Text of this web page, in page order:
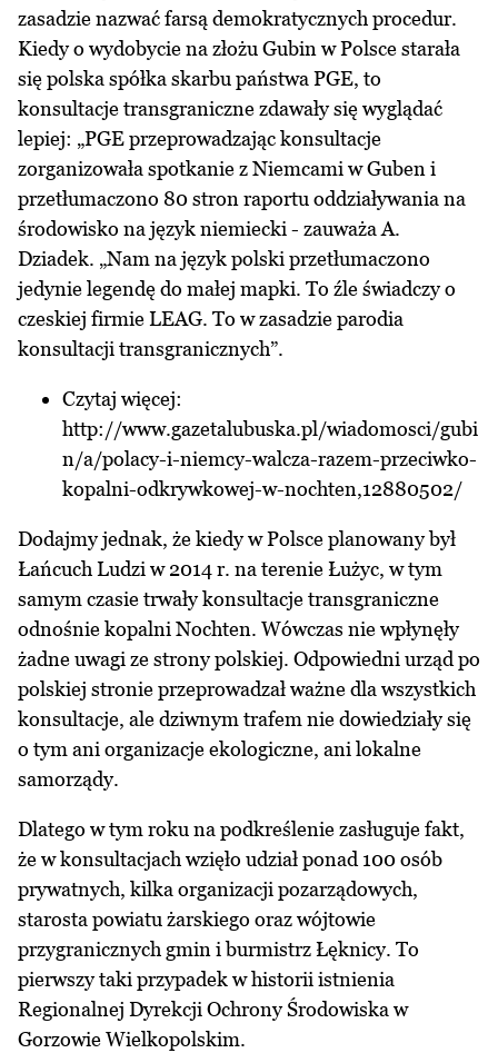
zasadzie nazwać farsą demokratycznych procedur.
Kiedy o wydobycie na złożu Gubin w Polsce starała
się polska spółka skarbu państwa PGE, to
konsultacje transgraniczne zdawały się wyglądać
lepiej: „PGE przeprowadzając konsultacje
zorganizowała spotkanie z Niemcami w Guben i
przetłumaczono 80 stron raportu oddziaływania na
środowisko na język niemiecki - zauważa A.
Dziadek. „Nam na język polski przetłumaczono
jedynie legendę do małej mapki. To źle świadczy o
czeskiej firmie LEAG. To w zasadzie parodia
konsultacji transgranicznych”.
Czytaj więcej:
http://www.gazetalubuska.pl/wiadomosci/gubi
n/a/polacy-i-niemcy-walcza-razem-przeciwko-
kopalni-odkrywkowej-w-nochten,12880502/
Dodajmy jednak, że kiedy w Polsce planowany był
Łańcuch Ludzi w 2014 r. na terenie Łużyc, w tym
samym czasie trwały konsultacje transgraniczne
odnośnie kopalni Nochten. Wówczas nie wpłynęły
żadne uwagi ze strony polskiej. Odpowiedni urząd po
polskiej stronie przeprowadzał ważne dla wszystkich
konsultacje, ale dziwnym trafem nie dowiedziały się
o tym ani organizacje ekologiczne, ani lokalne
samorządy.
Dlatego w tym roku na podkreślenie zasługuje fakt,
że w konsultacjach wzięło udział ponad 100 osób
prywatnych, kilka organizacji pozarządowych,
starosta powiatu żarskiego oraz wójtowie
przygranicznych gmin i burmistrz Łęknicy. To
pierwszy taki przypadek w historii istnienia
Regionalnej Dyrekcji Ochrony Środowiska w
Gorzowie Wielkopolskim.